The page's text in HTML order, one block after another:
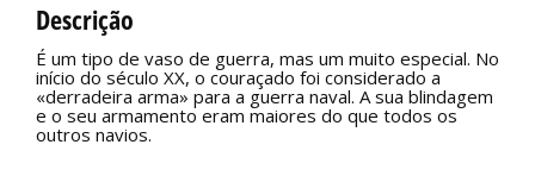
Descrição
É um tipo de vaso de guerra, mas um muito especial. No
início do século XX, o couraçado foi considerado a
«derradeira arma» para a guerra naval. A sua blindagem
e o seu armamento eram maiores do que todos os
outros navios.